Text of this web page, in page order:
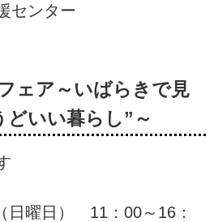
センター
ェア～いばらきで見
いい暮らし”～
日曜日） 11：00～16：